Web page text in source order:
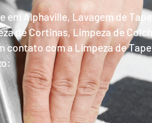
Alphaville, Lavagem de
de Cortinas, Limpeza de
contato com a Limpeza de